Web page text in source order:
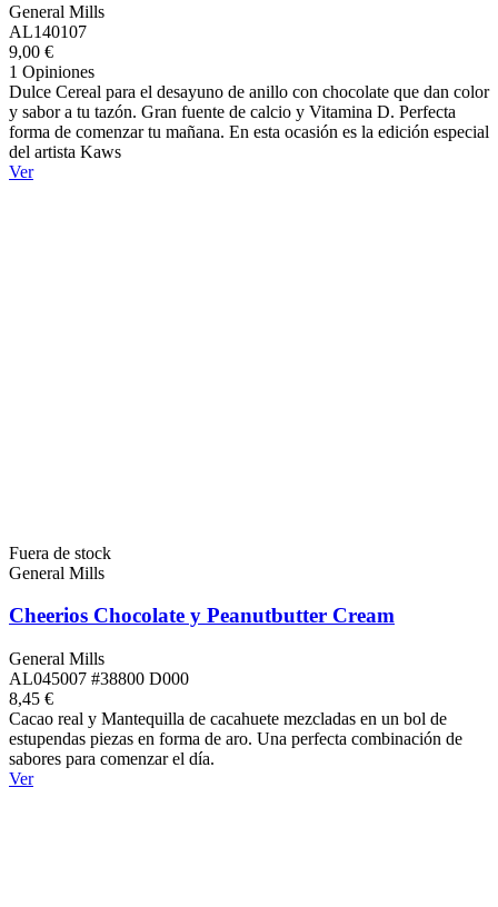
General Mills
AL140107
9,00 €
1 Opiniones
Dulce Cereal para el desayuno de anillo con chocolate que dan color
y sabor a tu tazón. Gran fuente de calcio y Vitamina D. Perfecta
forma de comenzar tu mañana. En esta ocasión es la edición especial
del artista Kaws
Ver
Fuera de stock
General Mills
Cheerios Chocolate y Peanutbutter Cream
General Mills
AL045007 #38800 D000
8,45 €
Cacao real y Mantequilla de cacahuete mezcladas en un bol de
estupendas piezas en forma de aro. Una perfecta combinación de
sabores para comenzar el día.
Ver